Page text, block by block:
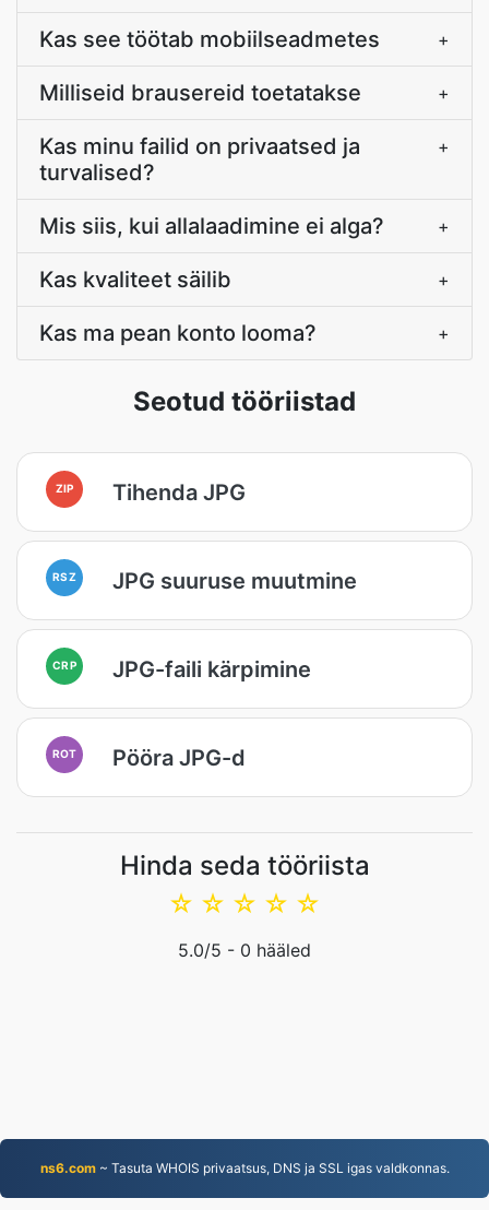
Kas see töötab mobiilseadmetes +
Milliseid brausereid toetatakse +
Kas minu failid on privaatsed ja
turvalised?
+
Mis siis, kui allalaadimine ei alga? +
Kas kvaliteet säilib +
Kas ma pean konto looma? +
Seotud tööriistad
ZIP Tihenda JPG
RSZ JPG suuruse muutmine
CRP JPG-faili kärpimine
ROT Pööra JPG-d
Hinda seda tööriista
☆
☆
☆
☆
☆
5.0/5 - 0 hääled
ns6.com~ Tasuta WHOIS privaatsus, DNS ja SSL igas valdkonnas.